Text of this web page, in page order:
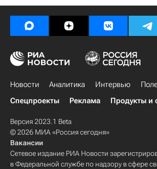
Новости Аналитика Интервью
Спецпроекты
Реклама Продукты и
Версия 2023.1 Beta
© 2026 МИА «Россия сегодня»
Вакансии
Сетевое издание РИА Новости
в Федеральной службе по надзору в сфере